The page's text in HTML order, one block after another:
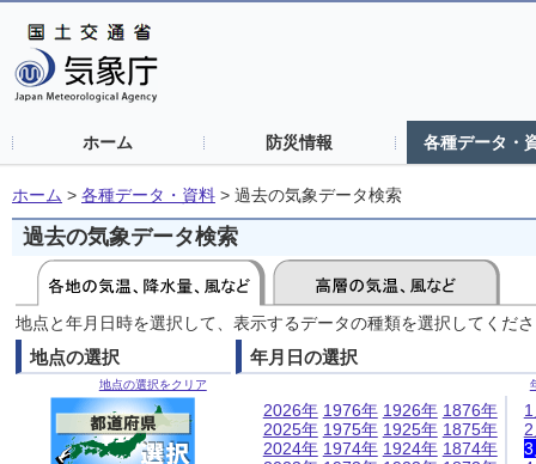
ホーム 防災情報 各種データ・
ホーム > 各種データ・資料 > 過去の気象データ検索
過去の気象データ検索
地点と年月日時を選択して、表示するデータの種類を選択してくだ
地点の選択
地点の選択をクリア
年月日の選択
2026年
2025年
2024年
1976年
1975年
1974年
1926年
1925年
1924年
1876年
1875年
1874年